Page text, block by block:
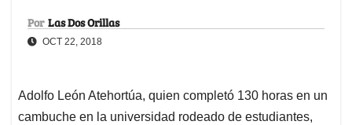
Por Las Dos Orillas
OCT 22, 2018
Adolfo León Atehortúa, quien completó 130 horas en un
cambuche en la universidad rodeado de estudiantes,